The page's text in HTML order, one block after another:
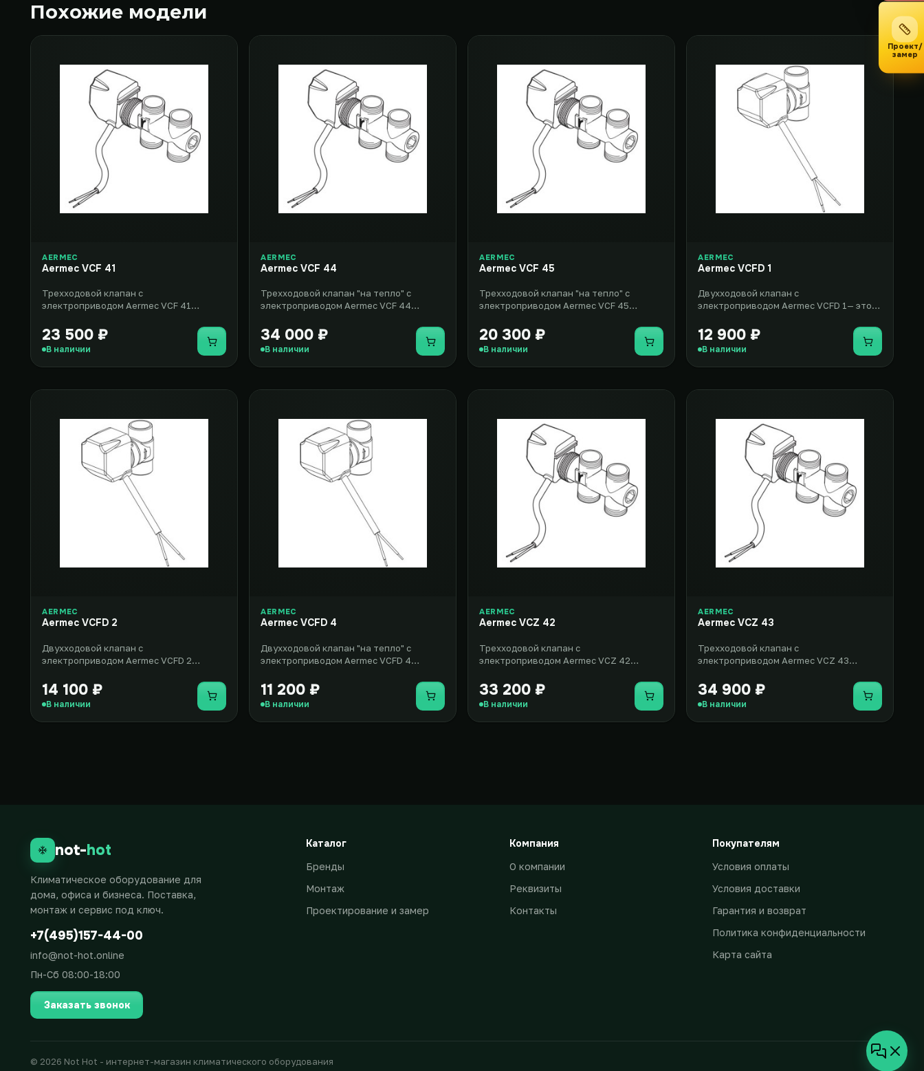
Похожие модели
AERMEC
Aermec VCF 41
Трехходовой клапан с
электроприводом Aermec VCF 41
оборудование дл..
23 500 ₽
В наличии Купить
AERMEC
Aermec VCF 44
Трехходовой клапан "на тепло" с
электроприводом Aermec VCF 44
фанко..
34 000 ₽
В наличии Купить
AERMEC
Aermec VCF 45
Трехходовой клапан "на тепло" с
электроприводом Aermec VCF 45
вентилятор..
20 300 ₽
В наличии Купить
AERMEC
Aermec VCFD 1
Двухходовой клапан с
электроприводом Aermec VCFD 1— это
двумя х..
12 900 ₽
В наличии Купить
AERMEC
Aermec VCFD 2
Двухходовой клапан с
электроприводом Aermec VCFD 2
оборудования, включаю..
14 100 ₽
В наличии Купить
AERMEC
Aermec VCFD 4
Двухходовой клапан "на тепло" с
электроприводом Aermec VCFD 4
оборудован..
11 200 ₽
В наличии Купить
AERMEC
Aermec VCZ 42
Трехходовой клапан с
электроприводом Aermec VCZ 42
оборудования, включаю..
33 200 ₽
В наличии Купить
AERMEC
Aermec VCZ 43
Трехходовой клапан с
электроприводом Aermec VCZ 43
вентиляторных доводчи..
34 900 ₽
В наличии Купить
not-hot
Климатическое оборудование для
дома, офиса и бизнеса. Поставка,
монтаж и сервис под ключ.
+7(495)157-44-00
info@not-hot.online
Пн-Сб 08:00-18:00
Заказать звонок
Каталог
Бренды
Монтаж
Проектирование и замер
Компания
О компании
Реквизиты
Контакты
Покупателям
Условия оплаты
Условия доставки
Гарантия и возврат
Политика конфиденциальности
Карта сайта
© 2026 Not Hot - интернет-магазин климатического оборудования
Проект/
замер